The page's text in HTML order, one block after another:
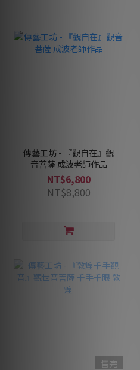
傳藝工坊 - 『觀自在』觀
音菩薩 成波老師作品
NT$6,800
NT$8,800
售完